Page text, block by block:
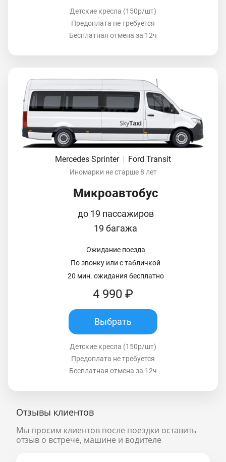
Детские кресла (150р/шт)
Предоплата не требуется
Бесплатная отмена за 12ч
Mercedes Sprinter | Ford Transit
Иномарки не старше 8 лет
Микроавтобус
до 19 пассажиров
19 багажа
Ожидание поезда
По звонку или с табличкой
20 мин. ожидания бесплатно
4 990 ₽
Выбрать
Детские кресла (150р/шт)
Предоплата не требуется
Бесплатная отмена за 12ч
Отзывы клиентов
Мы просим клиентов после поездки оставить
отзыв о встрече, машине и водителе